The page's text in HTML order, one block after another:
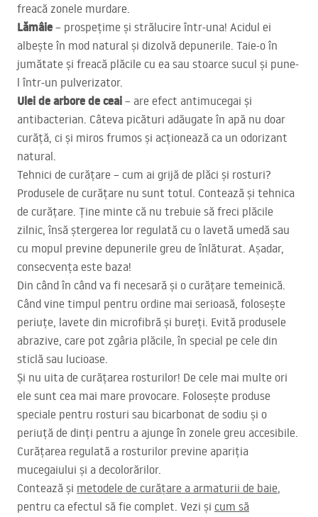
freacă zonele murdare.
Lămâie – prospețime și strălucire într-una! Acidul ei
albește în mod natural și dizolvă depunerile. Taie-o în
jumătate și freacă plăcile cu ea sau stoarce sucul și pune-
l într-un pulverizator.
Ulei de arbore de ceai – are efect antimucegai și
antibacterian. Câteva picături adăugate în apă nu doar
curăță, ci și miros frumos și acționează ca un odorizant
natural.
Tehnici de curățare – cum ai grijă de plăci și rosturi?
Produsele de curățare nu sunt totul. Contează și tehnica
de curățare. Ține minte că nu trebuie să freci plăcile
zilnic, însă ștergerea lor regulată cu o lavetă umedă sau
cu mopul previne depunerile greu de înlăturat. Așadar,
consecvența este baza!
Din când în când va fi necesară și o curățare temeinică.
Când vine timpul pentru ordine mai serioasă, folosește
periuțe, lavete din microfibră și bureți. Evită produsele
abrazive, care pot zgâria plăcile, în special pe cele din
sticlă sau lucioase.
Și nu uita de curățarea rosturilor! De cele mai multe ori
ele sunt cea mai mare provocare. Folosește produse
speciale pentru rosturi sau bicarbonat de sodiu și o
periuță de dinți pentru a ajunge în zonele greu accesibile.
Curățarea regulată a rosturilor previne apariția
mucegaiului și a decolorărilor.
Contează și metodele de curățare a armaturii de baie,
pentru ca efectul să fie complet. Vezi și cum să